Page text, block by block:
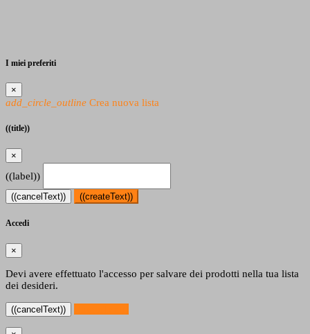
I miei preferiti
×
add_circle_outline Crea nuova lista
((title))
×
((label))
((cancelText)) ((createText))
Accedi
×
Devi avere effettuato l'accesso per salvare dei prodotti nella tua lista
dei desideri.
((cancelText))